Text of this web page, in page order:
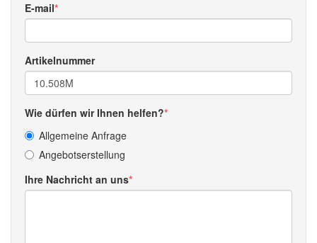
E-mail
Artikelnummer
Wie dürfen wir Ihnen helfen?
Allgemeine Anfrage
Angebotserstellung
Ihre Nachricht an uns